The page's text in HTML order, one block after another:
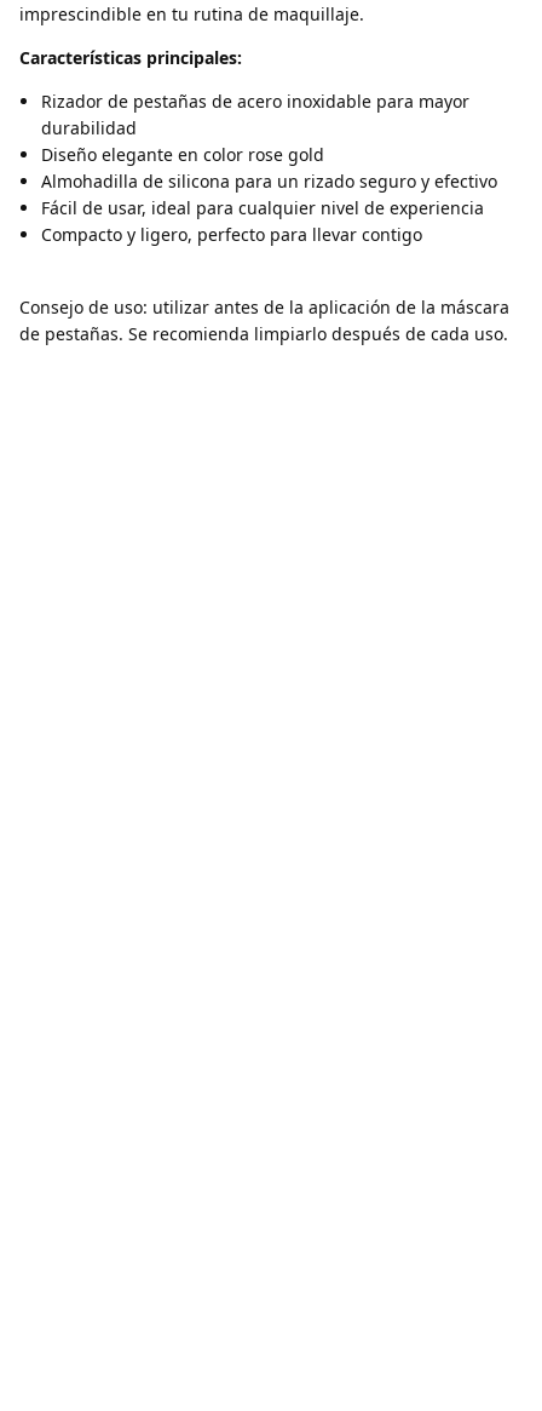
imprescindible en tu rutina de maquillaje.
Características principales:
Rizador de pestañas de acero inoxidable para mayor
durabilidad
Diseño elegante en color rose gold
Almohadilla de silicona para un rizado seguro y efectivo
Fácil de usar, ideal para cualquier nivel de experiencia
Compacto y ligero, perfecto para llevar contigo
Consejo de uso: utilizar antes de la aplicación de la máscara
de pestañas. Se recomienda limpiarlo después de cada uso.